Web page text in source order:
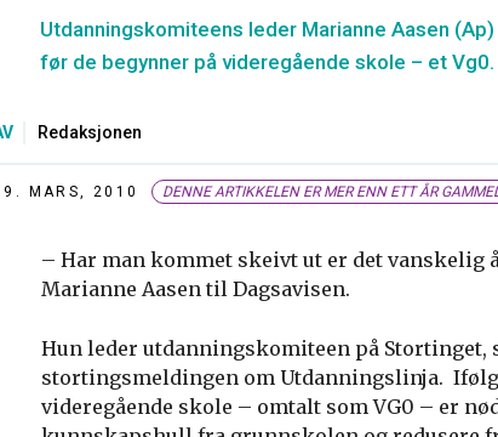
Utdanningskomiteens leder Marianne Aasen
før de begynner på videregående skole – et
Redaksjonen
MARS, 2010 DENNE ARTIKKELEN ER MER ENN ETT ÅR
– Har man kommet skeivt ut er det vanskelig
Marianne Aasen til Dagsavisen.
Hun leder utdanningskomiteen på
stortingsmeldingen om Utdanningslinja.
videregående skole – omtalt som VG0 – er